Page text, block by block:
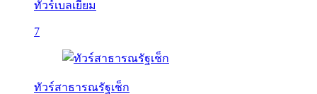
ทัวร์เบลเยี่ยม
7
ทัวร์สาธารณรัฐเช็ก